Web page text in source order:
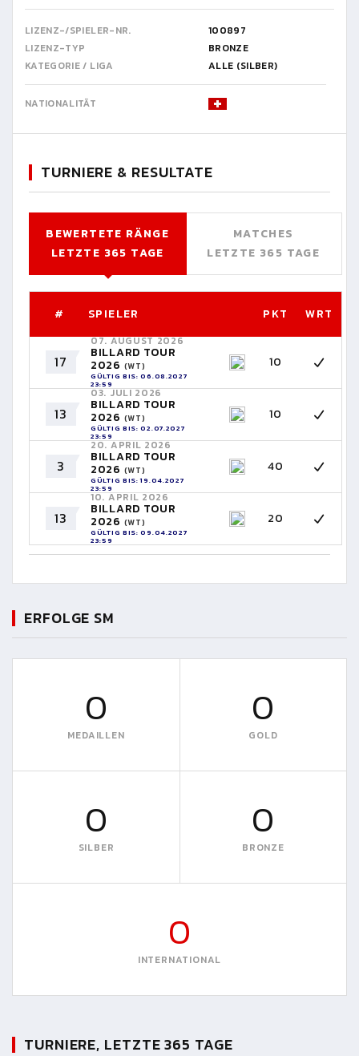
LIZENZ-/SPIELER-NR.
100897
LIZENZ-TYP
BRONZE
KATEGORIE / LIGA
ALLE (SILBER)
NATIONALITÄT
TURNIERE & RESULTATE
BEWERTETE RÄNGE
LETZTE 365 TAGE
MATCHES
LETZTE 365 TAGE
# SPIELER PKT WRT
17
07. AUGUST 2026
BILLARD TOUR
2026 (WT)
GÜLTIG BIS: 06.08.2027
23:59
10
13
03. JULI 2026
BILLARD TOUR
2026 (WT)
GÜLTIG BIS: 02.07.2027
23:59
10
3
20. APRIL 2026
BILLARD TOUR
2026 (WT)
GÜLTIG BIS: 19.04.2027
23:59
40
13
10. APRIL 2026
BILLARD TOUR
2026 (WT)
GÜLTIG BIS: 09.04.2027
23:59
20
ERFOLGE SM
0
MEDAILLEN
0
GOLD
0
SILBER
0
BRONZE
0
INTERNATIONAL
TURNIERE, LETZTE 365 TAGE